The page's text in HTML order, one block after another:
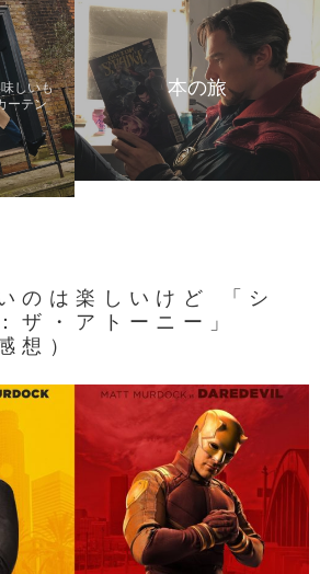
しいも
ーテン
本の旅
のは楽しいけど 「シ
ザ・アトーニー」
想）